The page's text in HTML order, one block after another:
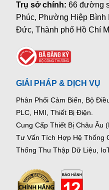
Trụ sở chính:66 đường
Phúc, Phường Hiệp
Đức, Thành phố Hồ Chí
GIẢI PHÁP & DỊCH VỤ
Phân Phối Cảm Biến, Bộ
PLC, HMI, Thiết Bị Điện.
Cung Cấp Thiết Bị Châu Âu
Tư Vấn Tích Hợp Hệ Thống
Thống Thu Thập Dữ Liệu,